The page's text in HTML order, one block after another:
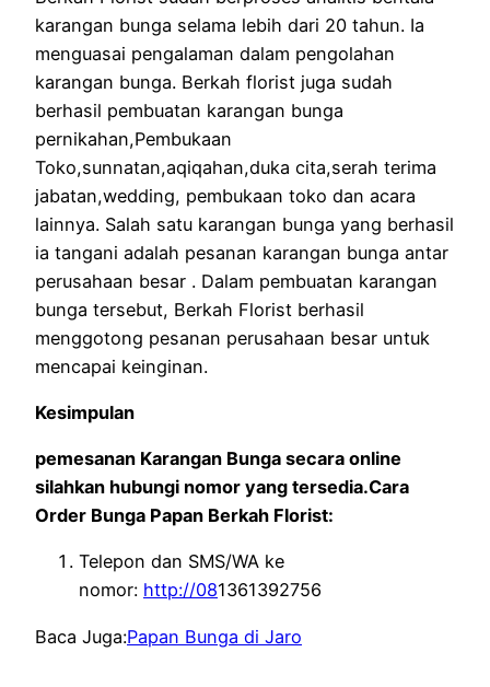
karangan bunga selama lebih dari 20 tahun. Ia
menguasai pengalaman dalam pengolahan
karangan bunga. Berkah florist juga sudah
berhasil pembuatan karangan bunga
pernikahan,Pembukaan
Toko,sunnatan,aqiqahan,duka cita,serah terima
jabatan,wedding, pembukaan toko dan acara
lainnya. Salah satu karangan bunga yang berhasil
ia tangani adalah pesanan karangan bunga antar
perusahaan besar . Dalam pembuatan karangan
bunga tersebut, Berkah Florist berhasil
menggotong pesanan perusahaan besar untuk
mencapai keinginan.
Kesimpulan
pemesanan Karangan Bunga secara online
silahkan hubungi nomor yang tersedia.Cara
Order Bunga Papan Berkah Florist:
Telepon dan SMS/WA ke
nomor: http://081361392756
Baca Juga:Papan Bunga di Jaro